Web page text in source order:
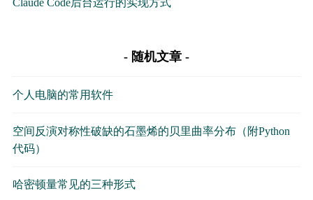
随机文章
个人电脑的常用软件
空间反演对称性破缺的石墨烯的贝里曲率分布（附Python
代码）
哈密顿量常见的三种形式